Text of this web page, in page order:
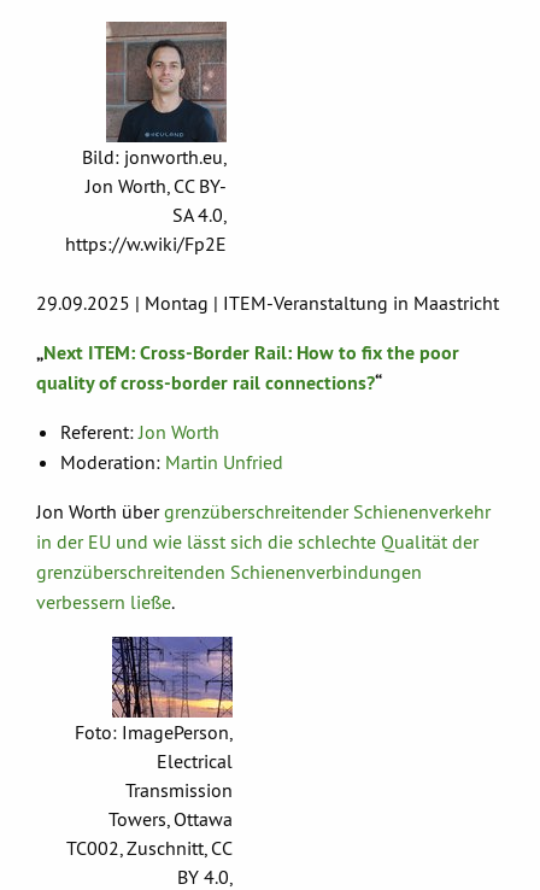
Bild: jonworth.eu,
Jon Worth, CC BY-
SA 4.0,
https://w.wiki/Fp2E
29.09.2025 | Montag | ITEM-Veranstaltung in Maastricht
„Next ITEM: Cross-Border Rail: How to fix the poor
quality of cross-border rail connections?“
Referent:Jon Worth
Moderation: Martin Unfried
Jon Worth übergrenzüberschreitender Schienenverkehr
in der EU und wie lässt sich die schlechte Qualität der
grenzüberschreitenden Schienenverbindungen
verbessern ließe.
Foto: ImagePerson,
Electrical
Transmission
Towers, Ottawa
TC002, Zuschnitt, CC
BY 4.0,